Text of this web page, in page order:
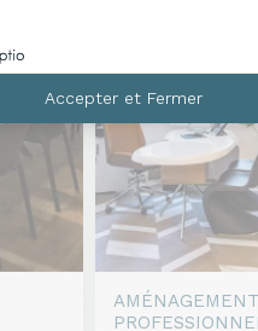
Accepter et Fermer
AMÉNAGEMENT